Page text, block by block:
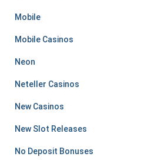
Mobile
Mobile Casinos
Neon
Neteller Casinos
New Casinos
New Slot Releases
No Deposit Bonuses